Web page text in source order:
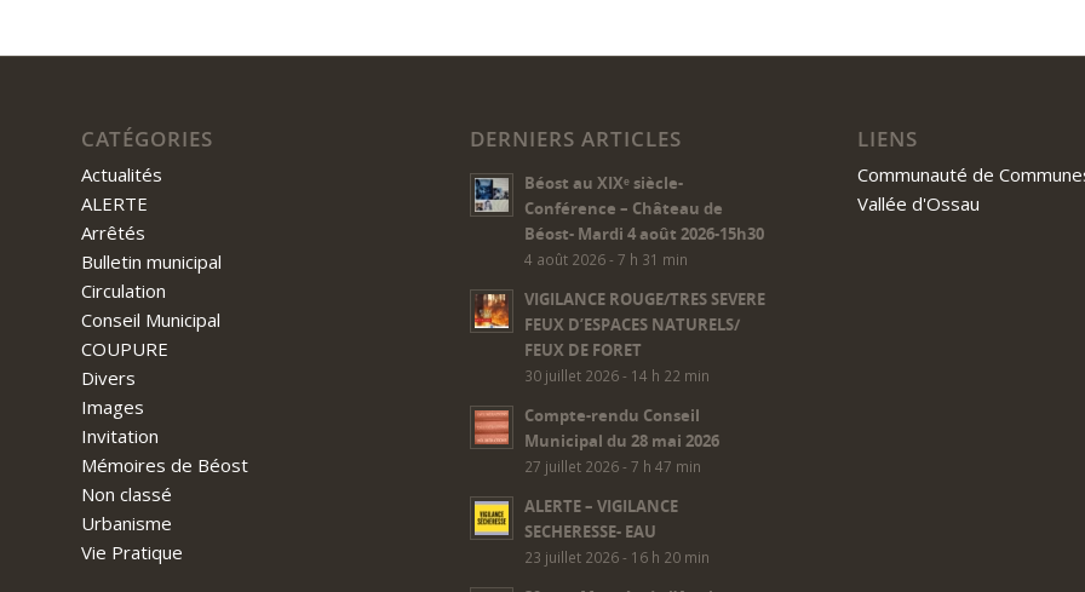
CATÉGORIES
Actualités
ALERTE
Arrêtés
Bulletin municipal
Circulation
Conseil Municipal
COUPURE
Divers
Images
Invitation
Mémoires de Béost
Non classé
Urbanisme
Vie Pratique
DERNIERS ARTICLES
Béost au XIXᵉ siècle-
Conférence – Château de
Béost- Mardi 4 août 2026-15h30
4 août 2026 - 7 h 31 min
VIGILANCE ROUGE/TRES SEVERE
FEUX D’ESPACES NATURELS/
FEUX DE FORET
30 juillet 2026 - 14 h 22 min
Compte-rendu Conseil
Municipal du 28 mai 2026
27 juillet 2026 - 7 h 47 min
ALERTE – VIGILANCE
SECHERESSE- EAU
23 juillet 2026 - 16 h 20 min
LIENS
Communauté de
Vallée d'Ossau